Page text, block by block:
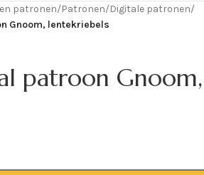
patronen/Patronen/Digitale patronen/
Gnoom, lentekriebels
patroon